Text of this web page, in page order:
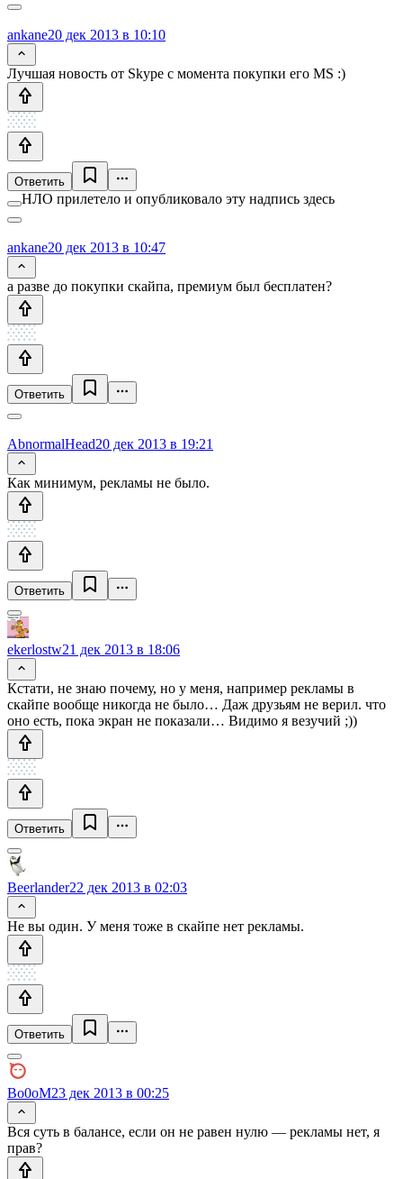
ankane20 дек 2013 в 10:10
Лучшая новость от Skype с момента покупки его MS :)
Ответить
НЛО прилетело и опубликовало эту надпись здесь
ankane20 дек 2013 в 10:47
а разве до покупки скайпа, премиум был бесплатен?
Ответить
AbnormalHead20 дек 2013 в 19:21
Как минимум, рекламы не было.
Ответить
ekerlostw21 дек 2013 в 18:06
Кстати, не знаю почему, но у меня, например рекламы в
скайпе вообще никогда не было… Даж друзьям не верил. что
оно есть, пока экран не показали… Видимо я везучий ;))
Ответить
Beerlander22 дек 2013 в 02:03
Не вы один. У меня тоже в скайпе нет рекламы.
Ответить
Bo0oM23 дек 2013 в 00:25
Вся суть в балансе, если он не равен нулю — рекламы нет, я
прав?